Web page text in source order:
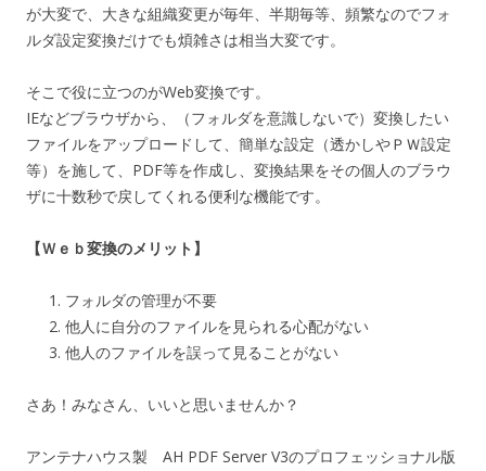
が大変で、大きな組織変更が毎年、半期毎等、頻繁なのでフォ
ルダ設定変換だけでも煩雑さは相当大変です。
そこで役に立つのがWeb変換です。
IEなどブラウザから、（フォルダを意識しないで）変換したい
ファイルをアップロードして、簡単な設定（透かしやＰＷ設定
等）を施して、PDF等を作成し、変換結果をその個人のブラウ
ザに十数秒で戻してくれる便利な機能です。
【Ｗｅｂ変換のメリット】
フォルダの管理が不要
他人に自分のファイルを見られる心配がない
他人のファイルを誤って見ることがない
さあ！みなさん、いいと思いませんか？
アンテナハウス製 AH PDF Server V3のプロフェッショナル版